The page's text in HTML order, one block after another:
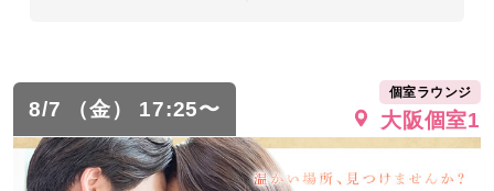
8/7 （金） 17:25〜
個室ラウンジ
大阪個室1